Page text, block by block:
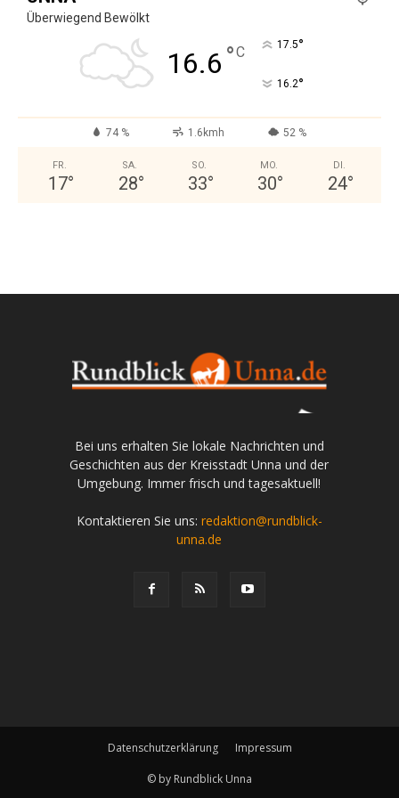
Überwiegend Bewölkt
16.6 °C 17.5°
16.2°
74 % 1.6kmh 52 %
FR.
17°
SA.
28°
SO.
33°
MO.
30°
DI.
24°
Bei uns erhalten Sie lokale Nachrichten und
Geschichten aus der Kreisstadt Unna und der
Umgebung. Immer frisch und tagesaktuell!
Kontaktieren Sie uns: redaktion@rundblick-
unna.de
Datenschutzerklärung Impressum
© by Rundblick Unna